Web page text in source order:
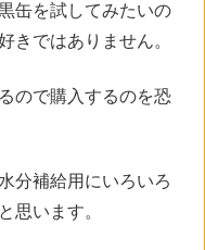
缶を試してみたいの
きではありません。
ので購入するのを恐
分補給用にいろいろ
思います。